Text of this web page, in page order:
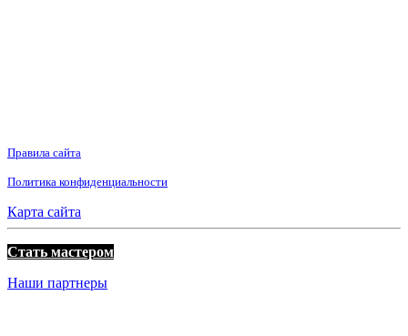
Правила сайта
Политика конфиденциальности
Карта сайта
Стать мастером
Наши партнеры